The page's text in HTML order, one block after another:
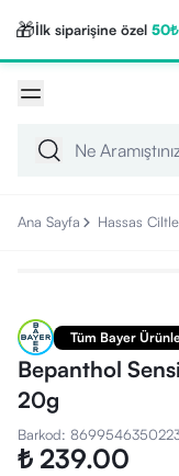
🎁İlk siparişine özel
Ana Sayfa Hassas
Tüm Bayer
Bepanthol
20g
Barkod:
₺ 239.00